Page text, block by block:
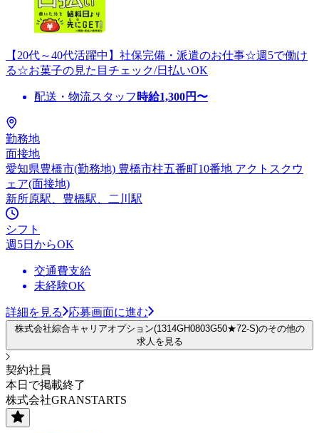
【20代～40代活躍中】社保完備・派遣のお仕事☆週5で働け
る☆お菓子の見た目チェック/日払いOK
配送・物流スタッフ 時給1,300円〜
勤務地
面接地
愛知県豊橋市(勤務地) 豊橋市柱五番町10番地 アクトスクウ
ェア(面接地)
新所原駅、豊橋駅、二川駅
シフト
週5日からOK
交通費支給
未経験OK
詳細を見る 応募画面に進む
株式会社綜合キャリアオプション(1314GH0803G50★72-S)のその他の
求人を見る
契約社員
本日で掲載終了
株式会社GRANSTARTS